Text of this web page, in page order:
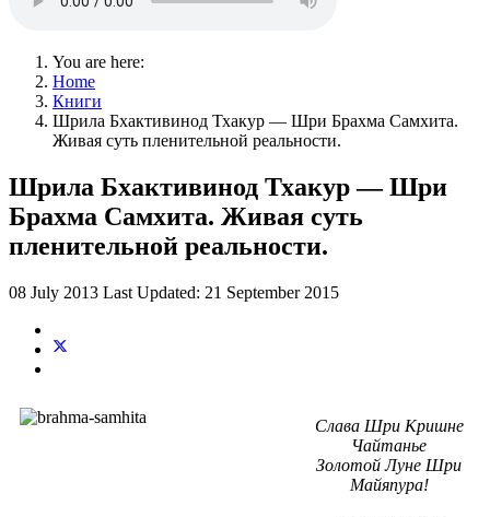
You are here:
Home
Книги
Шрила Бхактивинод Тхакур — Шри Брахма Самхита.
Живая суть пленительной реальности.
Шрила Бхактивинод Тхакур — Шри
Брахма Самхита. Живая суть
пленительной реальности.
08 July 2013 Last Updated: 21 September 2015
Слава Шри Кришне
Чайтанье
Золотой Луне Шри
Майяпура!